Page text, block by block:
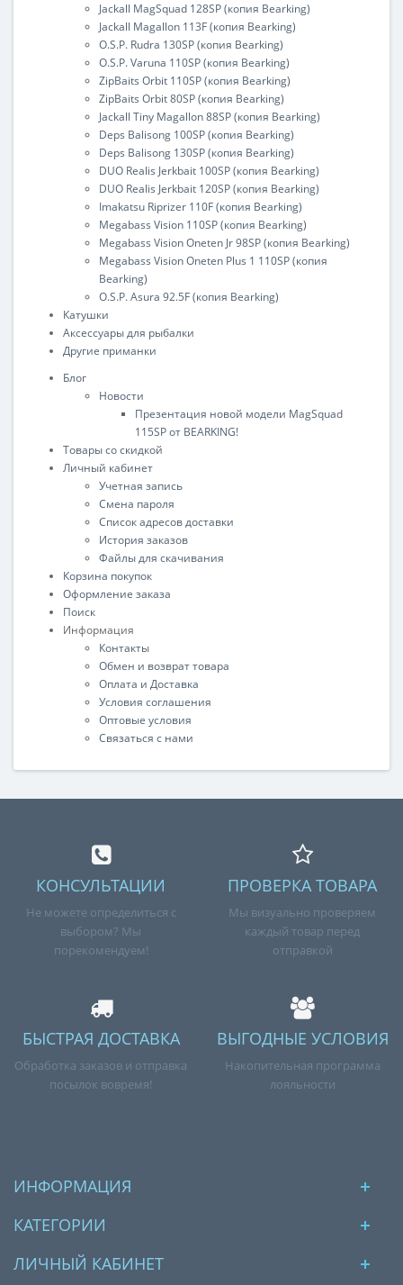
Jackall MagSquad 128SP (копия Bearking)
Jackall Magallon 113F (копия Bearking)
O.S.P. Rudra 130SP (копия Bearking)
O.S.P. Varuna 110SP (копия Bearking)
ZipBaits Orbit 110SP (копия Bearking)
ZipBaits Orbit 80SP (копия Bearking)
Jackall Tiny Magallon 88SP (копия Bearking)
Deps Balisong 100SP (копия Bearking)
Deps Balisong 130SP (копия Bearking)
DUO Realis Jerkbait 100SP (копия Bearking)
DUO Realis Jerkbait 120SP (копия Bearking)
Imakatsu Riprizer 110F (копия Bearking)
Megabass Vision 110SP (копия Bearking)
Megabass Vision Oneten Jr 98SP (копия Bearking)
Megabass Vision Oneten Plus 1 110SP (копия
Bearking)
O.S.P. Asura 92.5F (копия Bearking)
Катушки
Аксессуары для рыбалки
Другие приманки
Блог
Новости
Презентация новой модели MagSquad
115SP от BEARKING!
Товары со скидкой
Личный кабинет
Учетная запись
Смена пароля
Список адресов доставки
История заказов
Файлы для скачивания
Корзина покупок
Оформление заказа
Поиск
Информация
Контакты
Обмен и возврат товара
Оплата и Доставка
Условия соглашения
Оптовые условия
Связаться с нами
КОНСУЛЬТАЦИИ
Не можете определиться с
выбором? Мы
порекомендуем!
ПРОВЕРКА ТОВАРА
Мы визуально проверяем
каждый товар перед
отправкой
БЫСТРАЯ ДОСТАВКА
Обработка заказов и отправка
посылок вовремя!
ВЫГОДНЫЕ УСЛОВИЯ
Накопительная программа
лояльности
ИНФОРМАЦИЯ
КАТЕГОРИИ
ЛИЧНЫЙ КАБИНЕТ